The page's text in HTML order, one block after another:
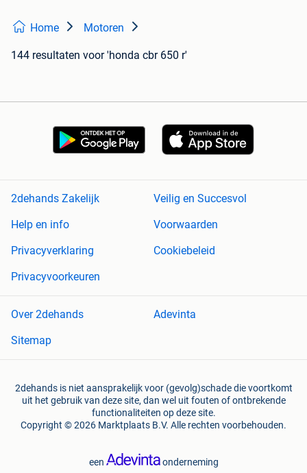
Home Motoren
144 resultaten voor 'honda cbr 650 r'
2dehands Zakelijk
Veilig en Succesvol
Help en info
Voorwaarden
Privacyverklaring
Cookiebeleid
Privacyvoorkeuren
Over 2dehands
Adevinta
Sitemap
2dehands is niet aansprakelijk voor (gevolg)schade die voortkomt
uit het gebruik van deze site, dan wel uit fouten of ontbrekende
functionaliteiten op deze site.
Copyright © 2026 Marktplaats B.V. Alle rechten voorbehouden.
een onderneming